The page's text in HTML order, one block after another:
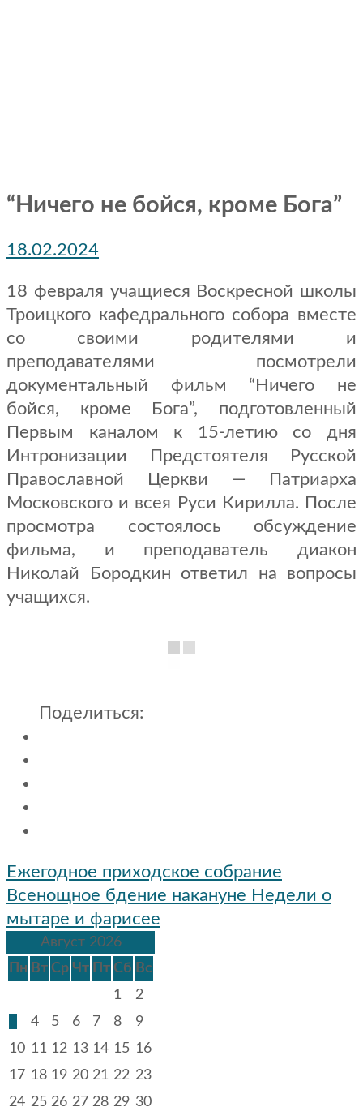
“Ничего не бойся, кроме Бога”
18.02.2024
18 февраля учащиеся Воскресной школы
Троицкого кафедрального собора вместе
со своими родителями и
преподавателями посмотрели
документальный фильм “Ничего не
бойся, кроме Бога”, подготовленный
Первым каналом к 15-летию со дня
Интронизации Предстоятеля Русской
Православной Церкви — Патриарха
Московского и всея Руси Кирилла. После
просмотра состоялось обсуждение
фильма, и преподаватель диакон
Николай Бородкин ответил на вопросы
учащихся.
Поделиться:
Навигация
по
записям
Ежегодное приходское собрание
Всенощное бдение накануне Недели о
мытаре и фарисее
Август 2026
Пн Вт Ср Чт Пт Сб Вс
1
2
4 5 6 7 8
9
10 11 12 13 14 15 16
17 18 19 20 21 22 23
24 25 26 27 28 29 30